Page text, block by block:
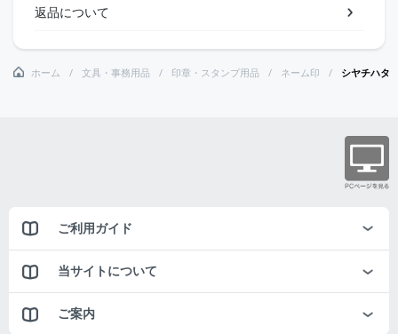
返品について
ホーム 文具・事務用品 印章・スタンプ用品 ネーム印 シヤチハ
ご利用ガイド
当サイトについて
ご案内